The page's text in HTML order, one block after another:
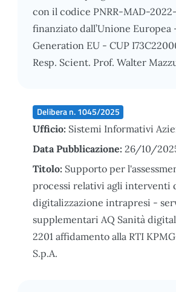
con il codice PNRR-MAD-2022-
finanziato dall’Unione Europea
Generation EU - CUP
Resp. Scient. Prof. Walter
Delibera n. 1045/2025
Ufficio: Sistemi Informativi
Data Pubblicazione: 26/10/
Titolo: Supporto per
processi relativi agli interventi
digitalizzazione intrapresi -
supplementari AQ Sanità
2201 affidamento alla RTI
S.p.A.